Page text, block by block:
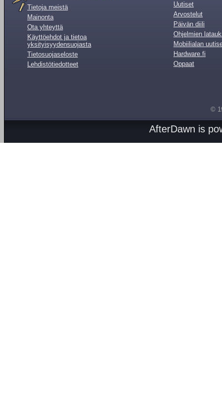
Tietoja meistä
Mainonta
Ota yhteyttä
Käyttöehdot ja tietoa
yksityisyydensuojasta
Tietosuojaseloste
Lehdistötiedotteet
Uutiset
Arvostelut
Päivän diili
Ohjelmien
Mobiilialan
Hardware.fi
Oppaat
©
AfterDawn is